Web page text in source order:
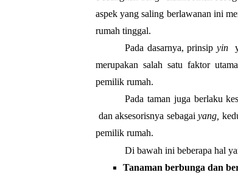
aspek yang saling berlawanan ini
rumah tinggal.
Pada dasarnya, prinsip yin
merupakan salah satu faktor
pemilik rumah.
Pada taman juga berlaku
dan aksesorisnya sebagai yang,
pemilik rumah.
Di bawah ini beberapa hal
Tanaman berbunga dan